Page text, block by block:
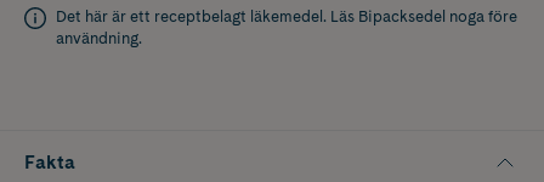
Det här är ett receptbelagt läkemedel. Läs Bipacksedel noga före
användning.
Fakta